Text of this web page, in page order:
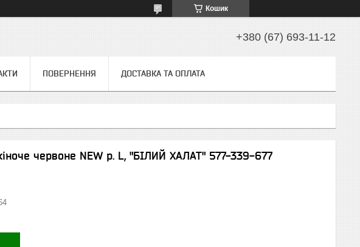
Кошик
+380 (67) 693-11-12
ПОВЕРНЕННЯ ДОСТАВКА ТА ОПЛАТА
червоне NEW р. L, "БІЛИЙ ХАЛАТ" 577-339-677